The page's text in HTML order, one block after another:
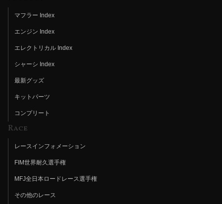
マフラー Index
エンジン Index
エレクトリカル Index
シャーシ Index
最新グッズ
キットパーツ
コンプリート
Race
レースインフォメーション
FIM世界耐久選手権
MFJ全日本ロードレース選手権
その他のレース